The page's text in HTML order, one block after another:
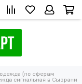
(по сферам
сигнальная в Сызрани